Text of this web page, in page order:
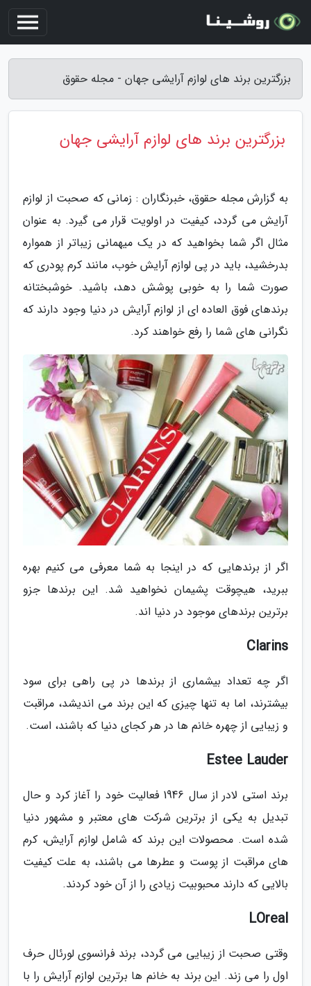
بزرگترین برند های لوازم آرایشی جهان - مجله حقوق
بزرگترین برند های لوازم آرایشی جهان
به گزارش مجله حقوق، خبرنگاران : زمانی که صحبت از لوازم
آرایش می گردد، کیفیت در اولویت قرار می گیرد. به عنوان
مثال اگر شما بخواهید که در یک میهمانی زیباتر از همواره
بدرخشید، باید در پی لوازم آرایش خوب، مانند کرم پودری که
صورت شما را به خوبی پوشش دهد، باشید. خوشبختانه
برندهای فوق العاده ای از لوازم آرایش در دنیا وجود دارند که
نگرانی های شما را رفع خواهند کرد.
اگر از برندهایی که در اینجا به شما معرفی می کنیم بهره
ببرید، هیچوقت پشیمان نخواهید شد. این برندها جزو
برترین برندهای موجود در دنیا اند.
Clarins
اگر چه تعداد بیشماری از برندها در پی راهی برای سود
بیشترند، اما به تنها چیزی که این برند می اندیشد، مراقبت
و زیبایی از چهره خانم ها در هر کجای دنیا که باشند، است.
Estee Lauder
برند استی لادر از سال 1946 فعالیت خود را آغاز کرد و حال
تبدیل به یکی از برترین شرکت های معتبر و مشهور دنیا
شده است. محصولات این برند که شامل لوازم آرایش، کرم
های مراقبت از پوست و عطرها می باشند، به علت کیفیت
بالایی که دارند محبوبیت زیادی را از آن خود کردند.
LOreal
وقتی صحبت از زیبایی می گردد، برند فرانسوی لورئال حرف
اول را می زند. این برند به خانم ها برترین لوازم آرایش را با